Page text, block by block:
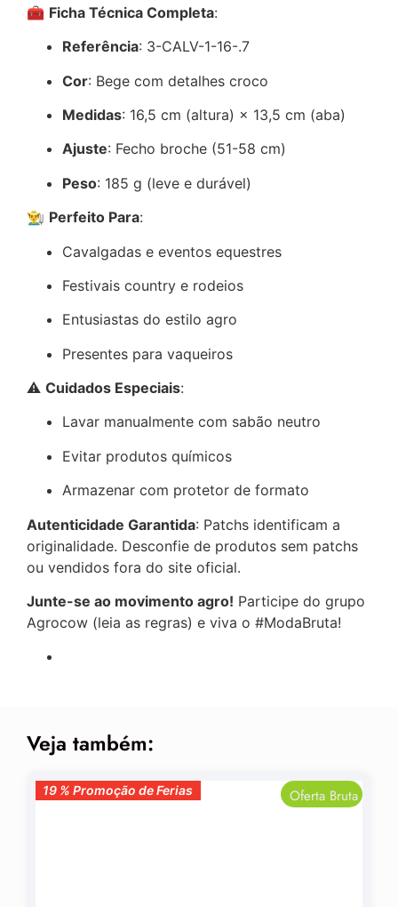
🧰 Ficha Técnica Completa:
Referência: 3-CALV-1-16-.7
Cor: Bege com detalhes croco
Medidas: 16,5 cm (altura) × 13,5 cm (aba)
Ajuste: Fecho broche (51-58 cm)
Peso: 185 g (leve e durável)
👨‍🌾 Perfeito Para:
Cavalgadas e eventos equestres
Festivais country e rodeios
Entusiastas do estilo agro
Presentes para vaqueiros
⚠ Cuidados Especiais:
Lavar manualmente com sabão neutro
Evitar produtos químicos
Armazenar com protetor de formato
Autenticidade Garantida: Patchs identificam a
originalidade. Desconfie de produtos sem patchs
ou vendidos fora do site oficial.
Junte-se ao movimento agro! Participe do grupo
Agrocow (leia as regras) e viva o #ModaBruta!
Veja também:
Oferta Bruta
19 % Promoção de Ferias
19 % Promoção de Ferias